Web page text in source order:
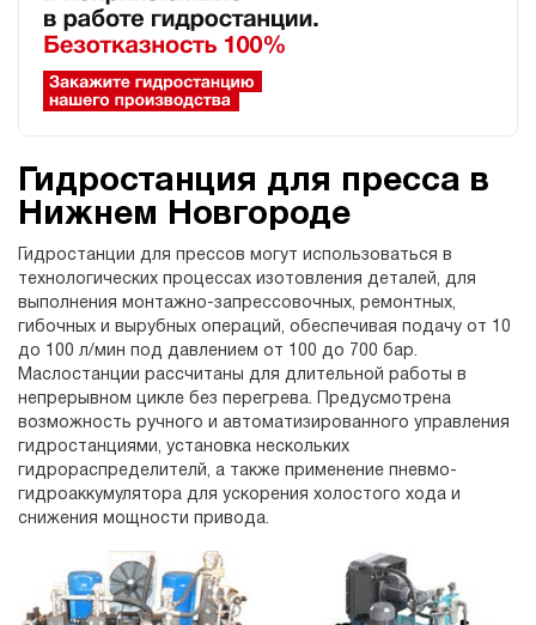
Гидростанция для пресса в
Нижнем Новгороде
Гидростанции для прессов могут использоваться в
технологических процессах изотовления деталей, для
выполнения монтажно-запрессовочных, ремонтных,
гибочных и вырубных операций, обеспечивая подачу от 10
до 100 л/мин под давлением от 100 до 700 бар.
Маслостанции рассчитаны для длительной работы в
непрерывном цикле без перегрева. Предусмотрена
возможность ручного и автоматизированного управления
гидростанциями, установка нескольких
гидрораспределителй, а также применение пневмо-
гидроаккумулятора для ускорения холостого хода и
снижения мощности привода.